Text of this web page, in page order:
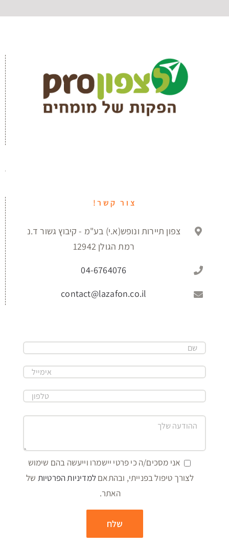
צור קשר!
צפון תיירות ונופש(א.י) בע"מ - קיבוץ גשור ד.נ
רמת הגולן 12942
04-6764076
contact@lazafon.co.il
אני מסכים/ה כי פרטי יישמרו וייעשה בהם שימוש
לצורך טיפול בפנייתי, ובהתאםלמדיניות הפרטיות של
האתר.